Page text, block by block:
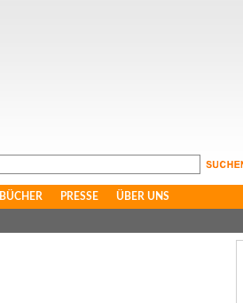
BÜCHER PRESSE ÜBER UNS